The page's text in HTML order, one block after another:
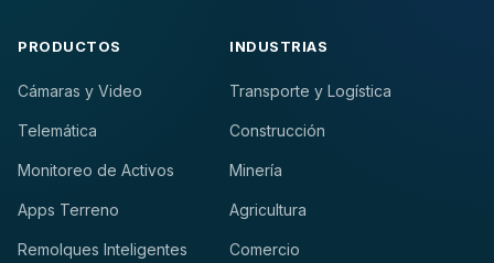
PRODUCTOS
Cámaras y Video
Telemática
Monitoreo de Activos
Apps Terreno
Remolques Inteligentes
INDUSTRIAS
Transporte y Logística
Construcción
Minería
Agricultura
Comercio